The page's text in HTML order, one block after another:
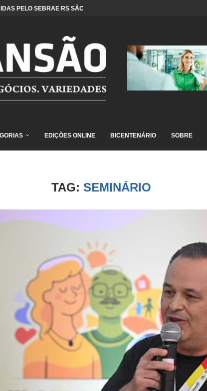
PELO SEBRAE RS SÃO DESTAQUE EM RANKING NACIONAL...
EDIÇÕES ONLINE BICENTENÁRIO SOBRE
TAG: SEMINÁRIO